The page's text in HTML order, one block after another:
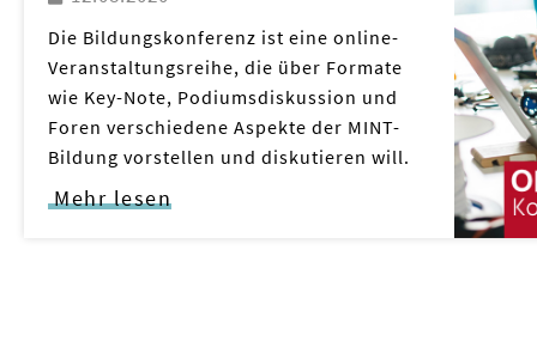
Die Bildungskonferenz ist eine online-
Veranstaltungsreihe, die über Formate
wie Key-Note, Podiumsdiskussion und
Foren verschiedene Aspekte der MINT-
Bildung vorstellen und diskutieren will.
Mehr lesen